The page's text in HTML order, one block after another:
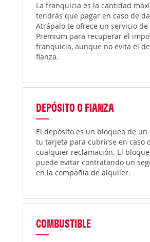
La franquicia es la cantidad
tendrás que pagar en caso de
Atrápalo te ofrece un servicio de
Premium para recuperar el
franquicia, aunque no evita el
fianza.
DEPÓSITO O FIANZA
El depósito es un bloqueo de
tu tarjeta para cubrirse en caso
cualquier reclamación. El
puede evitar contratando un
en la compañía de alquiler.
COMBUSTIBLE